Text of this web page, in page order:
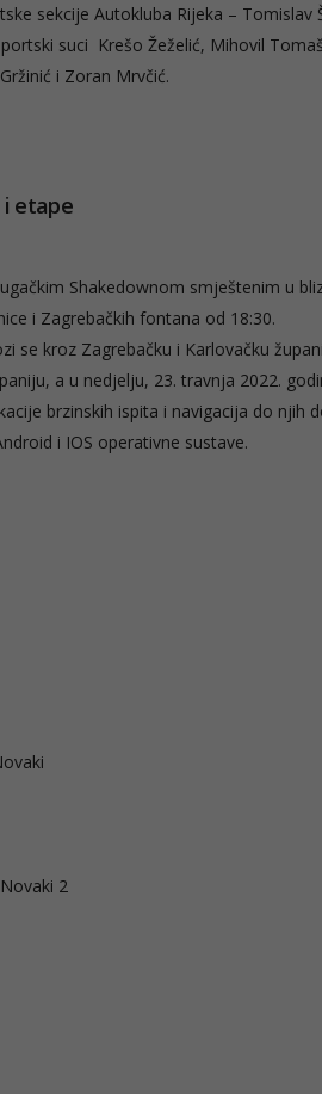
sekcije Autokluba Rijeka –
suci Krešo Žeželić, Mihovil
i Zoran Mrvčić.
i etape
Shakedownom smještenim u
i Zagrebačkih fontana od 18:30.
se kroz Zagrebačku i Karlovačku
a u nedjelju, 23. travnja 2022.
brzinskih ispita i navigacija do njih
i IOS operativne sustave.
2